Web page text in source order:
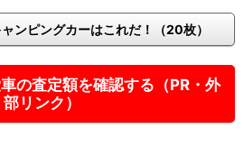
ンピングカーはこれだ！（20枚）
の査定額を確認する（PR・外
部リンク）